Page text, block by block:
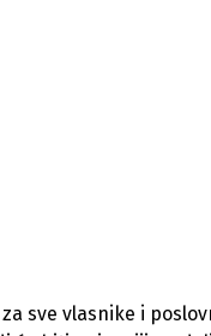
sve vlasnike i